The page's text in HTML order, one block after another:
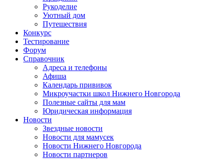
Рукоделие
Уютный дом
Путешествия
Конкурс
Тестирование
Форум
Справочник
Адреса и телефоны
Афиша
Календарь прививок
Микроучастки школ Нижнего Новгорода
Полезные сайты для мам
Юридическая информация
Новости
Звездные новости
Новости для мамусек
Новости Нижнего Новгорода
Новости партнеров